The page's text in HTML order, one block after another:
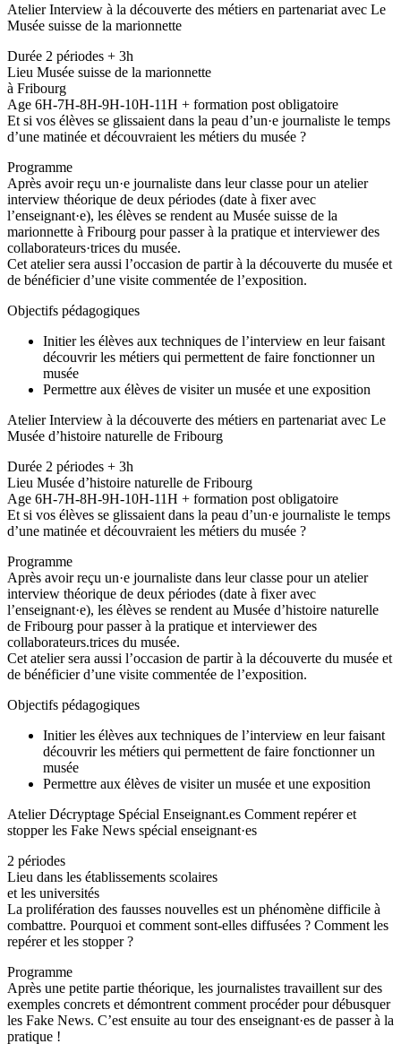
Atelier Interview à la découverte des métiers en partenariat avec Le
Musée suisse de la marionnette
Durée 2 périodes + 3h
Lieu Musée suisse de la marionnette
à Fribourg
Age 6H-7H-8H-9H-10H-11H + formation post obligatoire
Et si vos élèves se glissaient dans la peau d’un·e journaliste le temps
d’une matinée et découvraient les métiers du musée ?
Programme
Après avoir reçu un·e journaliste dans leur classe pour un atelier
interview théorique de deux périodes (date à fixer avec
l’enseignant·e), les élèves se rendent au Musée suisse de la
marionnette à Fribourg pour passer à la pratique et interviewer des
collaborateurs·trices du musée.
Cet atelier sera aussi l’occasion de partir à la découverte du musée et
de bénéficier d’une visite commentée de l’exposition.
Objectifs pédagogiques
Initier les élèves aux techniques de l’interview en leur faisant
découvrir les métiers qui permettent de faire fonctionner un
musée
Permettre aux élèves de visiter un musée et une exposition
Atelier Interview à la découverte des métiers en partenariat avec Le
Musée d’histoire naturelle de Fribourg
Durée 2 périodes + 3h
Lieu Musée d’histoire naturelle de Fribourg
Age 6H-7H-8H-9H-10H-11H + formation post obligatoire
Et si vos élèves se glissaient dans la peau d’un·e journaliste le temps
d’une matinée et découvraient les métiers du musée ?
Programme
Après avoir reçu un·e journaliste dans leur classe pour un atelier
interview théorique de deux périodes (date à fixer avec
l’enseignant·e), les élèves se rendent au Musée d’histoire naturelle
de Fribourg pour passer à la pratique et interviewer des
collaborateurs.trices du musée.
Cet atelier sera aussi l’occasion de partir à la découverte du musée et
de bénéficier d’une visite commentée de l’exposition.
Objectifs pédagogiques
Initier les élèves aux techniques de l’interview en leur faisant
découvrir les métiers qui permettent de faire fonctionner un
musée
Permettre aux élèves de visiter un musée et une exposition
Atelier Décryptage Spécial Enseignant.es Comment repérer et
stopper les Fake News spécial enseignant·es
2 périodes
Lieu dans les établissements scolaires
et les universités
La prolifération des fausses nouvelles est un phénomène difficile à
combattre. Pourquoi et comment sont-elles diffusées ? Comment les
repérer et les stopper ?
Programme
Après une petite partie théorique, les journalistes travaillent sur des
exemples concrets et démontrent comment procéder pour débusquer
les Fake News. C’est ensuite au tour des enseignant·es de passer à la
pratique !